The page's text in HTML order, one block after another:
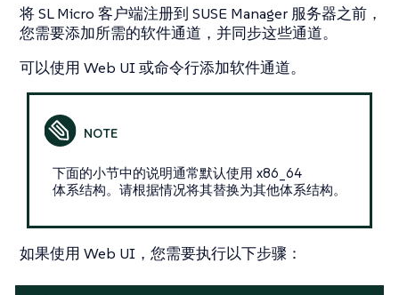
将 SL Micro 客户端注册到 SUSE Manager 服务器之前，
您需要添加所需的软件通道，并同步这些通道。
可以使用 Web UI 或命令行添加软件通道。
下面的小节中的说明通常默认使用 x86_64
体系结构。请根据情况将其替换为其他体系结构。
如果使用 Web UI，您需要执行以下步骤：